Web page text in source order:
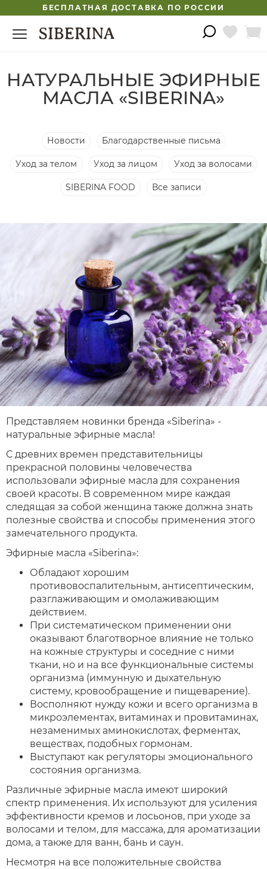
БЕСПЛАТНАЯ ДОСТАВКА ПО РОССИИ
НАТУРАЛЬНЫЕ ЭФИРНЫЕ
МАСЛА «SIBERINA»
Новости Благодарственные письма
Уход за телом Уход за лицом Уход за волосами
SIBERINA FOOD Все записи
Представляем новинки бренда «Siberina» -
натуральные эфирные масла!
С древних времен представительницы
прекрасной половины человечества
использовали эфирные масла для сохранения
своей красоты. В современном мире каждая
следящая за собой женщина также должна знать
полезные свойства и способы применения этого
замечательного продукта.
Эфирные масла «Siberina»:
Обладают хорошим
противовоспалительным, антисептическим,
разглаживающим и омолаживающим
действием.
При систематическом применении они
оказывают благотворное влияние не только
на кожные структуры и соседние с ними
ткани, но и на все функциональные системы
организма (иммунную и дыхательную
систему, кровообращение и пищеварение).
Восполняют нужду кожи и всего организма в
микроэлементах, витаминах и провитаминах,
незаменимых аминокислотах, ферментах,
веществах, подобных гормонам.
Выступают как регуляторы эмоционального
состояния организма.
Различные эфирные масла имеют широкий
спектр применения. Их используют для усиления
эффективности кремов и лосьонов, при уходе за
волосами и телом, для массажа, для ароматизации
дома, а также для ванн, бань и саун.
Несмотря на все положительные свойства